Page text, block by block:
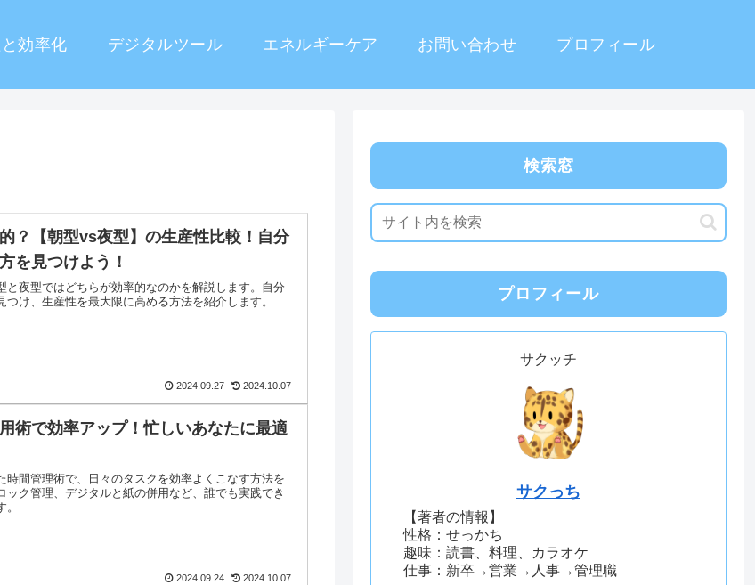
効率化 デジタルツール エネルギーケア お問い合わせ プロフィール
？【朝型vs夜型】の生産性比較！自分
を見つけよう！
と夜型ではどちらが効率的なのかを解説します。自分
つけ、生産性を最大限に高める方法を紹介します。
2024.09.27 2024.10.07
術で効率アップ！忙しいあなたに最適
時間管理術で、日々のタスクを効率よくこなす方法を
ック管理、デジタルと紙の併用など、誰でも実践でき
2024.09.24 2024.10.07
検索窓
プロフィール
サクッチ
サクっち
【著者の情報】
性格：せっかち
趣味：読書、料理、カラオケ
仕事：新卒→営業→人事→管理職